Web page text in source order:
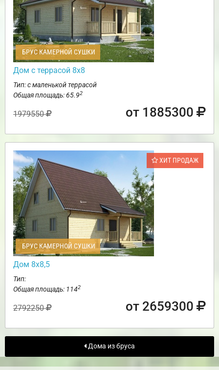
БРУС КАМЕРНОЙ СУШКИ
Дом с террасой 8х8
Тип: с маленькой террасой
Общая площадь: 65.92
1979550 от 1885300
ХИТ ПРОДАЖ
БРУС КАМЕРНОЙ СУШКИ
Дом 8х8,5
Тип:
Общая площадь: 1142
2792250 от 2659300
Дома из бруса